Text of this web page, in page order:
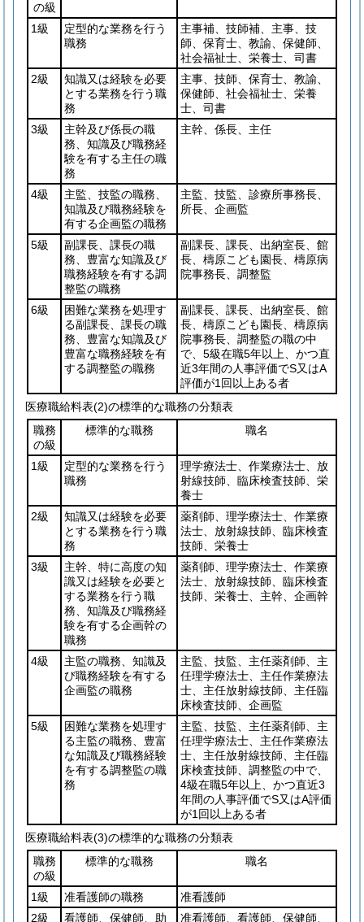
の級
1級
定型的な業務を行う
職務
主事補、技師補、主事、技
師、保育士、教諭、保健師、
社会福祉士、栄養士、司書
2級
知識又は経験を必要
とする業務を行う職
務
主事、技師、保育士、教諭、
保健師、社会福祉士、栄養
士、司書
3級
主幹及び係長の職
務、知識及び職務経
験を有する主任の職
務
主幹、係長、主任
4級
主監、技監の職務、
知識及び職務経験を
有する企画監の職務
主監、技監、診療所事務長、
所長、企画監
5級
副課長、課長の職
務、豊富な知識及び
職務経験を有する調
整監の職務
副課長、課長、出納室長、館
長、檮原こども園長、檮原病
院事務長、調整監
6級
困難な業務を処理す
る副課長、課長の職
務、豊富な知識及び
豊富な職務経験を有
する調整監の職務
副課長、課長、出納室長、館
長、檮原こども園長、檮原病
院事務長、調整監の職の中
で、5級在職5年以上、かつ直
近3年間の人事評価でS又はA
評価が1回以上ある者
医療職給料表(2)の標準的な職務の分類表
職務
の級
標準的な職務 職名
1級
定型的な業務を行う
職務
理学療法士、作業療法士、放
射線技師、臨床検査技師、栄
養士
2級
知識又は経験を必要
とする業務を行う職
務
薬剤師、理学療法士、作業療
法士、放射線技師、臨床検査
技師、栄養士
3級
主幹、特に高度の知
識又は経験を必要と
する業務を行う職
務、知識及び職務経
験を有する企画幹の
職務
薬剤師、理学療法士、作業療
法士、放射線技師、臨床検査
技師、栄養士、主幹、企画幹
4級
主監の職務、知識及
び職務経験を有する
企画監の職務
主監、技監、主任薬剤師、主
任理学療法士、主任作業療法
士、主任放射線技師、主任臨
床検査技師、企画監
5級
困難な業務を処理す
る主監の職務、豊富
な知識及び職務経験
を有する調整監の職
務
主監、技監、主任薬剤師、主
任理学療法士、主任作業療法
士、主任放射線技師、主任臨
床検査技師、調整監の中で、
4級在職5年以上、かつ直近3
年間の人事評価でS又はA評価
が1回以上ある者
医療職給料表(3)の標準的な職務の分類表
職務
の級
標準的な職務 職名
1級 准看護師の職務
准看護師
2級
看護師、保健師、助 准看護師、看護師、保健師、